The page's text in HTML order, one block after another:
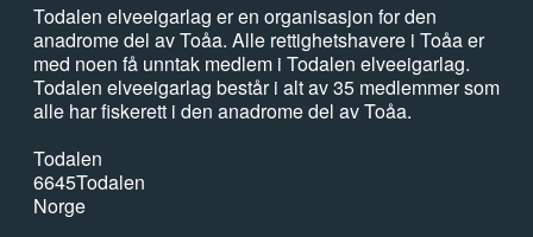
Todalen elveeigarlag er en organisasjon for den
anadrome del av Toåa. Alle rettighetshavere i Toåa er
med noen få unntak medlem i Todalen elveeigarlag.
Todalen elveeigarlag består i alt av 35 medlemmer som
alle har fiskerett i den anadrome del av Toåa.
Todalen
6645Todalen
Norge